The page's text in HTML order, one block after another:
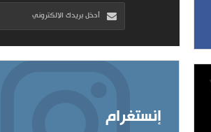
إنستغرام